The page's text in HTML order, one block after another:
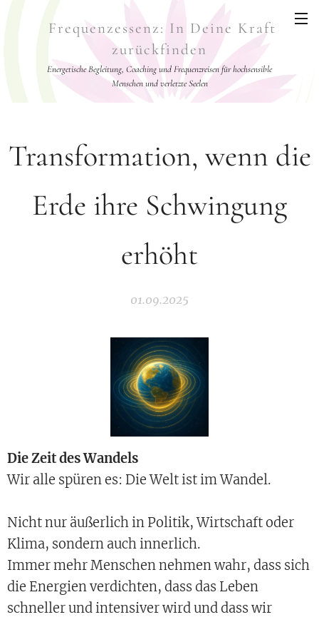
Frequenzessenz: In Deine Kraft
zurückfinden
Energetische Begleitung, Coaching und Frequenzreisen für hochsensible
Menschen und verletzte Seelen
Transformation, wenn die
Erde ihre Schwingung
erhöht
01.09.2025
Die Zeit des Wandels
Wir alle spüren es: Die Welt ist im Wandel.
Nicht nur äußerlich in Politik, Wirtschaft oder
Klima, sondern auch innerlich.
Immer mehr Menschen nehmen wahr, dass sich
die Energien verdichten, dass das Leben
schneller und intensiver wird und dass wir